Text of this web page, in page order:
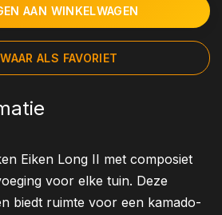
AAN WINKELWAGEN
ALS FAVORIET
Eiken Long II met composiet
voor elke tuin. Deze
biedt ruimte voor een kamado-